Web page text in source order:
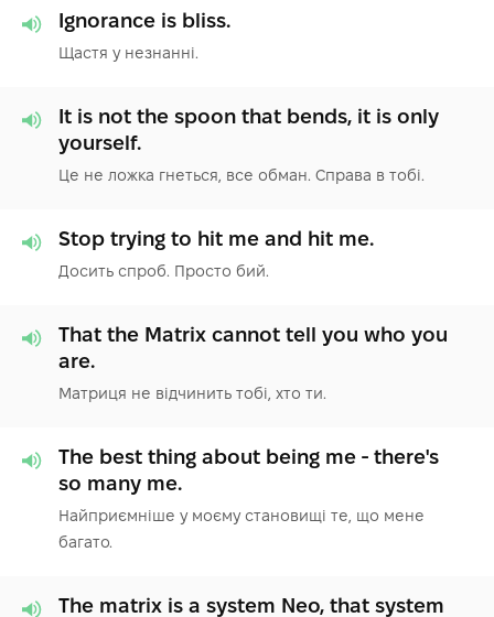
Ignorance is bliss.
Щастя у незнанні.
It is not the spoon that bends, it is only
yourself.
Це не ложка гнеться, все обман. Справа в тобі.
Stop trying to hit me and hit me.
Досить спроб. Просто бий.
That the Matrix cannot tell you who you
are.
Матриця не відчинить тобі, хто ти.
The best thing about being me - there's
so many me.
Найприємніше у моєму становищі те, що мене
багато.
The matrix is a system Neo, that system